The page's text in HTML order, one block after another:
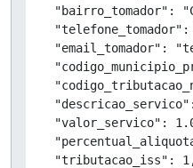
"bairro_tomador":
"email_tomador":
"valor_servico":
"tributacao_iss":